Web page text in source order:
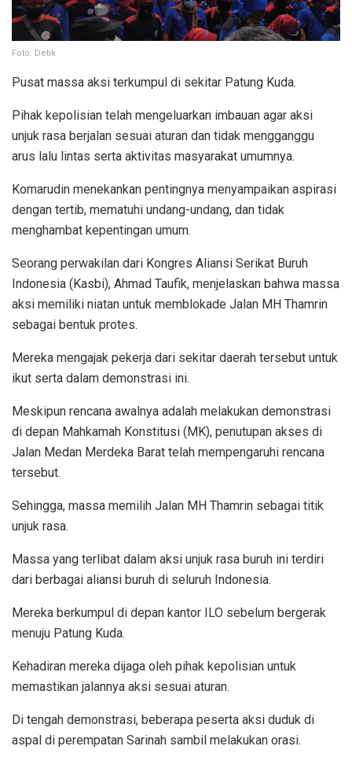
Foto: Detik
Pusat massa aksi terkumpul di sekitar Patung Kuda.
Pihak kepolisian telah mengeluarkan imbauan agar aksi
unjuk rasa berjalan sesuai aturan dan tidak mengganggu
arus lalu lintas serta aktivitas masyarakat umumnya.
Komarudin menekankan pentingnya menyampaikan aspirasi
dengan tertib, mematuhi undang-undang, dan tidak
menghambat kepentingan umum.
Seorang perwakilan dari Kongres Aliansi Serikat Buruh
Indonesia (Kasbi), Ahmad Taufik, menjelaskan bahwa massa
aksi memiliki niatan untuk memblokade Jalan MH Thamrin
sebagai bentuk protes.
Mereka mengajak pekerja dari sekitar daerah tersebut untuk
ikut serta dalam demonstrasi ini.
Meskipun rencana awalnya adalah melakukan demonstrasi
di depan Mahkamah Konstitusi (MK), penutupan akses di
Jalan Medan Merdeka Barat telah mempengaruhi rencana
tersebut.
Sehingga, massa memilih Jalan MH Thamrin sebagai titik
unjuk rasa.
Massa yang terlibat dalam aksi unjuk rasa buruh ini terdiri
dari berbagai aliansi buruh di seluruh Indonesia.
Mereka berkumpul di depan kantor ILO sebelum bergerak
menuju Patung Kuda.
Kehadiran mereka dijaga oleh pihak kepolisian untuk
memastikan jalannya aksi sesuai aturan.
Di tengah demonstrasi, beberapa peserta aksi duduk di
aspal di perempatan Sarinah sambil melakukan orasi.